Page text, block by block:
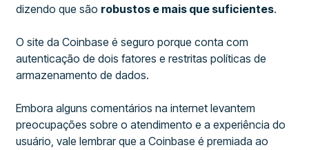
dizendo que são robustos e mais que suficientes.
O site da Coinbase é seguro porque conta com
autenticação de dois fatores e restritas políticas de
armazenamento de dados.
Embora alguns comentários na internet levantem
preocupações sobre o atendimento e a experiência do
usuário, vale lembrar que a Coinbase é premiada ao